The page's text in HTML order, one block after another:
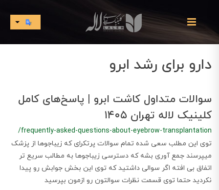
دارو برای رشد ابرو
سوالات متداول کاشت ابرو | پاسخ‌های کامل
کلینیک لاله تهران ۱۴۰۵
/frequently-asked-questions-about-eyebrow-transplantation
توی این مطلب سعی شده تمام سوالات پرتکرای که زیباجوها از پزشک
میپرسند جمع آوری بشه که دسترسی زیباجوها به مطالب سریع تر
اتفاق بی افته اگر سوالی داشتید که توی این بخش جوابش رو پیدا
نکردید حتما توی قسمت نظرات سوالتون رو ازمون بپرسید